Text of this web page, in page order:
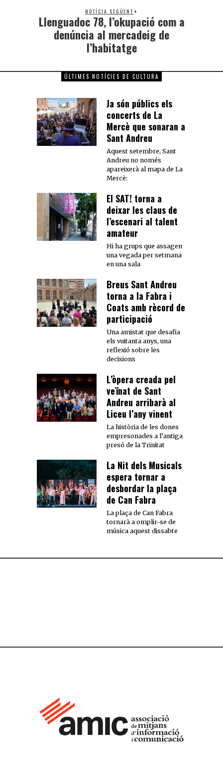
NOTÍCIA SEGÜENT
Llenguadoc 78, l’okupació com a
denúncia al mercadeig de
l’habitatge
ÚLTIMES NOTÍCIES DE CULTURA
Ja són públics els
concerts de La
Mercè que sonaran a
Sant Andreu
Aquest setembre, Sant
Andreu no només
apareixerà al mapa de La
Mercè:
El SAT! torna a
deixar les claus de
l’escenari al talent
amateur
Hi ha grups que assagen
una vegada per setmana
en una sala
Breus Sant Andreu
torna a la Fabra i
Coats amb rècord de
participació
Una amistat que desafia
els vuitanta anys, una
reflexió sobre les
decisions
L’òpera creada pel
veïnat de Sant
Andreu arribarà al
Liceu l’any vinent
La història de les dones
empresonades a l’antiga
presó de la Trinitat
La Nit dels Musicals
espera tornar a
desbordar la plaça
de Can Fabra
La plaça de Can Fabra
tornarà a omplir-se de
música aquest dissabte